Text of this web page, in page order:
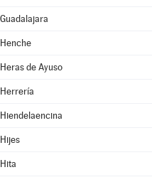
Guadalajara
Henche
Heras de Ayuso
Herrería
Hiendelaencina
Hijes
Hita